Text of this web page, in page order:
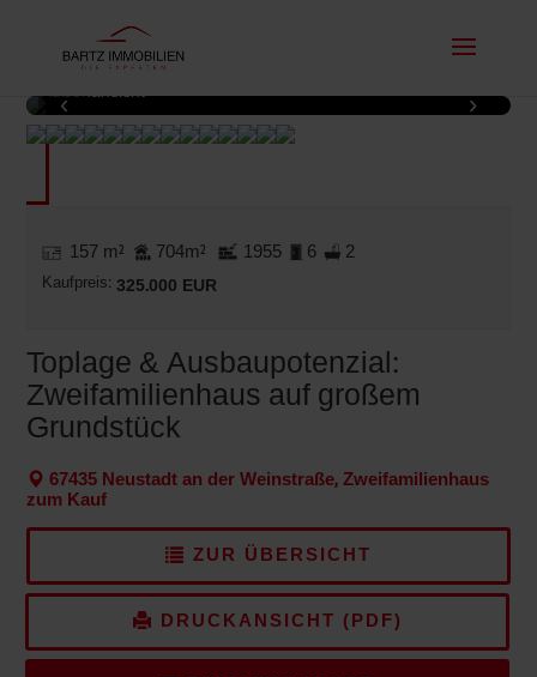
Außenansicht
‹ ›
157 m² 704m² 1955 6 2
Kaufpreis: 325.000 EUR
Toplage & Ausbaupotenzial:
Zweifamilienhaus auf großem
Grundstück
67435 Neustadt an der Weinstraße, Zweifamilienhaus
zum Kauf
ZUR ÜBERSICHT
DRUCKANSICHT (PDF)